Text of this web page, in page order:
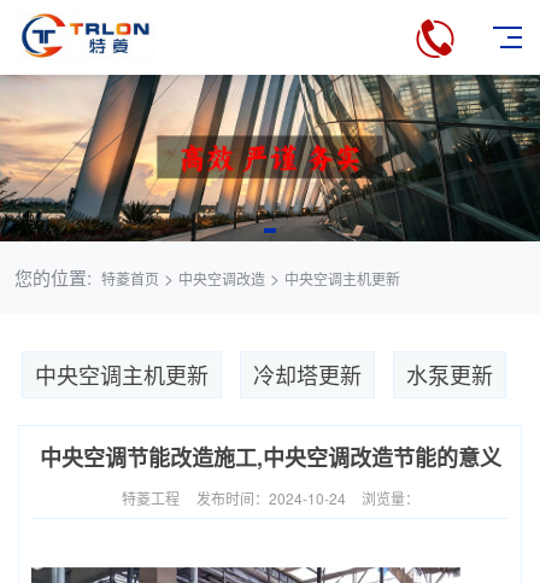
您的位置: 特菱首页 > 中央空调改造> 中央空调主机更新
中央空调主机更新 冷却塔更新 水泵更新
中央空调节能改造施工,中央空调改造节能的意义
特菱工程 发布时间：2024-10-24 浏览量：